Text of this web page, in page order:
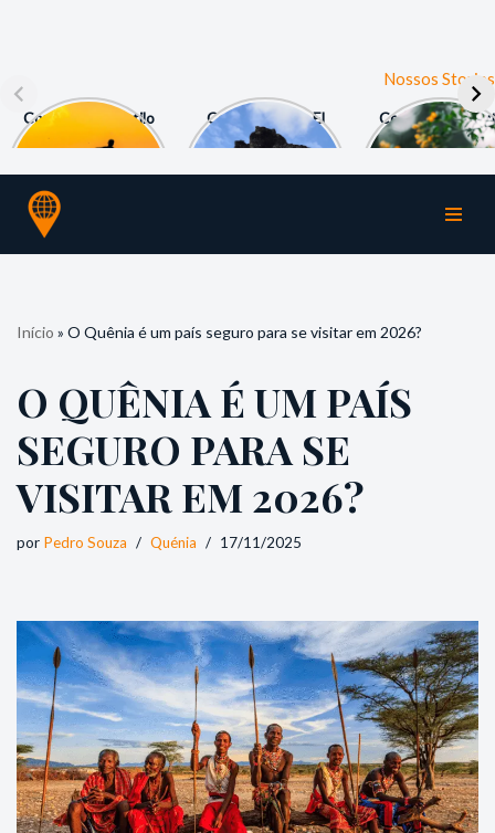
Nossos Stories
Como viver o estilo
Surf e Yoga em
Como subir em El
Castillo em
Como fazer a
de las Flores em
Pular
para
Início » O Quênia é um país seguro para se visitar em 2026?
O QUÊNIA É UM PAÍS
SEGURO PARA SE
VISITAR EM 2026?
por Pedro Souza Quénia 17/11/2025